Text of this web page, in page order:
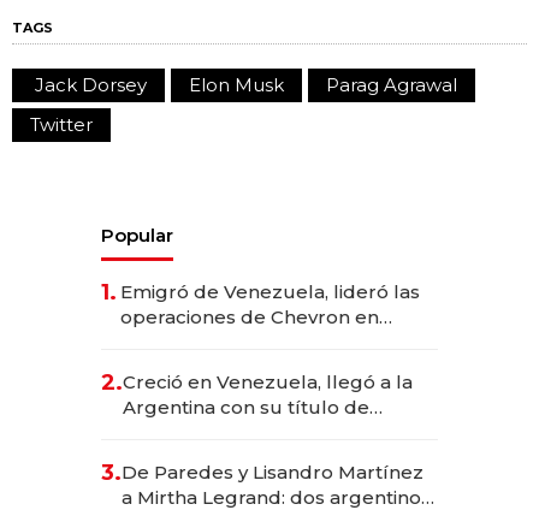
TAGS
Jack Dorsey Elon Musk
Parag Agrawal
Twitter
Popular
1. Emigró de Venezuela, lideró las
operaciones de Chevron en
2.Creció en Venezuela, llegó a la
Argentina con su título de
las marcas "fast premium"
3.De Paredes y Lisandro Martínez
a Mirtha Legrand: dos argentinos